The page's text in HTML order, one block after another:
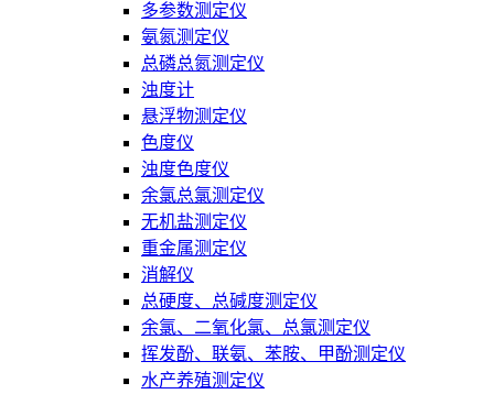
多参数测定仪
氨氮测定仪
总磷总氮测定仪
浊度计
悬浮物测定仪
色度仪
浊度色度仪
余氯总氯测定仪
无机盐测定仪
重金属测定仪
消解仪
总硬度、总碱度测定仪
余氯、二氧化氯、总氯测定仪
挥发酚、联氨、苯胺、甲酚测定仪
水产养殖测定仪